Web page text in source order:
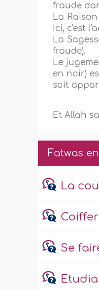
fraude
La
Ici, c'est
La
fraude).
Le
en noir)
soit
Et Allah
Fatwas
La
Se